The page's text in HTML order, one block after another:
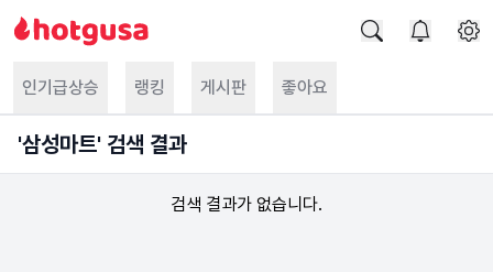
인기급상승 랭킹 게시판 좋아요
'삼성마트' 검색 결과
검색 결과가 없습니다.